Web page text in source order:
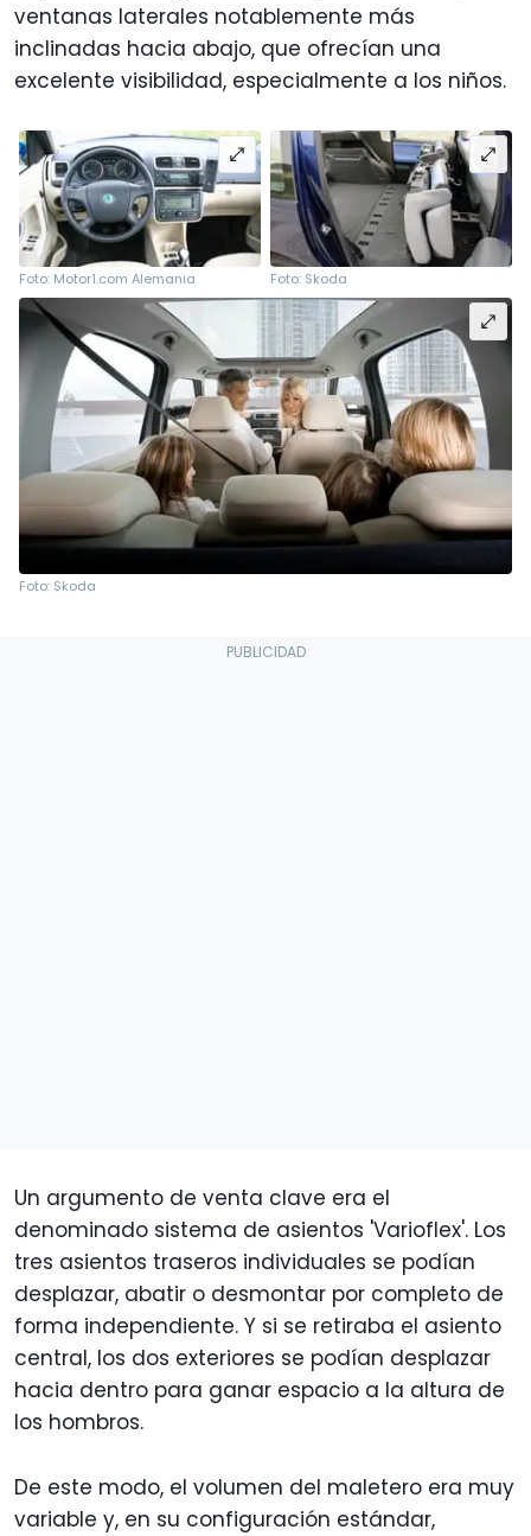
ventanas laterales notablemente más
inclinadas hacia abajo, que ofrecían una
excelente visibilidad, especialmente a los niños.
Foto: Motor1.com Alemania Foto: Skoda
Foto: Skoda
Un argumento de venta clave era el
denominado sistema de asientos 'Varioflex'. Los
tres asientos traseros individuales se podían
desplazar, abatir o desmontar por completo de
forma independiente. Y si se retiraba el asiento
central, los dos exteriores se podían desplazar
hacia dentro para ganar espacio a la altura de
los hombros.
De este modo, el volumen del maletero era muy
variable y, en su configuración estándar,